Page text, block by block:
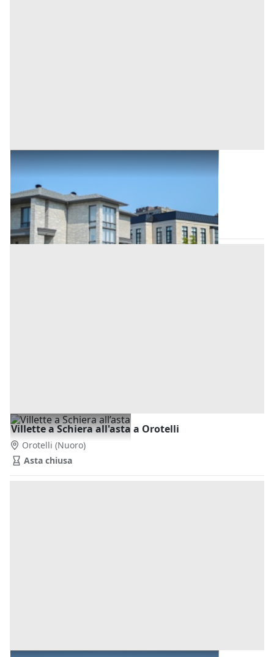
Abitazione di Tipo Civile all'asta a Orotelli
Orotelli (Nuoro)
82.360 €
Asta chiusa
Villette a Schiera all'asta a Orotelli
Orotelli (Nuoro)
Asta chiusa